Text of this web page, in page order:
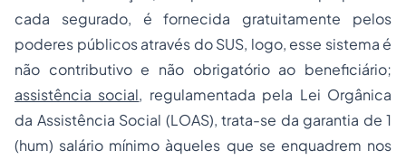
cada segurado, é fornecida gratuitamente pelos
poderes públicos através do SUS, logo, esse sistema é
não contributivo e não obrigatório ao beneficiário;
assistência social, regulamentada pela Lei Orgânica
da Assistência Social (LOAS), trata-se da garantia de 1
(hum) salário mínimo àqueles que se enquadrem nos